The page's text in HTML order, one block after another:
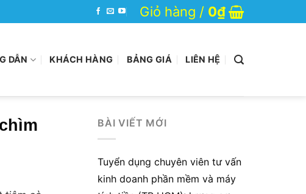
Giỏ hàng / 0₫
DẪN KHÁCH HÀNG BẢNG GIÁ LIÊN HỆ
BÀI VIẾT MỚI
Tuyển dụng chuyên viên tư vấn
kinh doanh phần mềm và máy